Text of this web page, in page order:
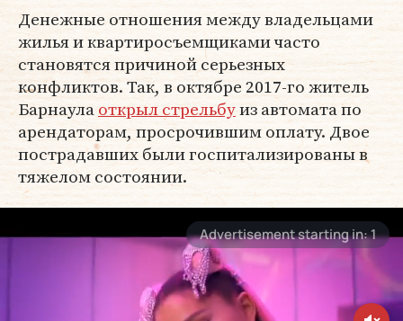
Денежные отношения между владельцами
жилья и квартиросъемщиками часто
становятся причиной серьезных
конфликтов. Так, в октябре 2017-го житель
Барнаулаоткрыл стрельбуиз автомата по
арендаторам, просрочившим оплату. Двое
пострадавших были госпитализированы в
тяжелом состоянии.